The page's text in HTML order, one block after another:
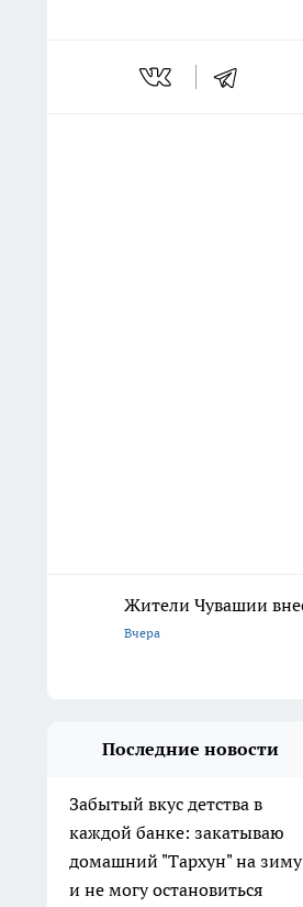
Жители Чувашии
Вчера
Последние новости
Забытый вкус детства в
каждой банке: закатываю
домашний "Тархун" на зиму
и не могу остановиться